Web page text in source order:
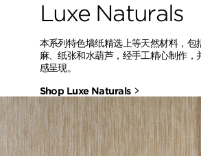
Luxe Naturals
本系列特色墙纸精选上等天然材料，包
麻、纸张和水葫芦，经手工精心制作，
感呈现。
Shop Luxe Naturals